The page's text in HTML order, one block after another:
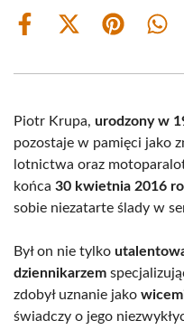
Share
Share
(Twitter)
Share
Piotr Krupa, urodzony w
pozostaje w pamięci jako
lotnictwa oraz
końca 30 kwietnia 2016
sobie niezatarte ślady w
Był on nie tylko
dziennikarzem
zdobył uznanie jako
świadczy o jego